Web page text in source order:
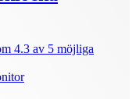
4.3 av 5 möjliga